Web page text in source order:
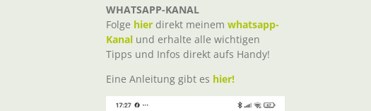
WHATSAPP-KANAL
Folge hier direkt meinem whatsapp-
Kanal und erhalte alle wichtigen
Tipps und Infos direkt aufs Handy!
Eine Anleitung gibt es hier!